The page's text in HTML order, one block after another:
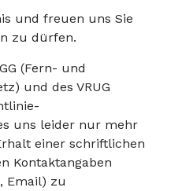
und freuen uns Sie
zu dürfen.
(Fern- und
und des VRUG
uns leider nur mehr
einer schriftlichen
Kontaktangaben
Email) zu